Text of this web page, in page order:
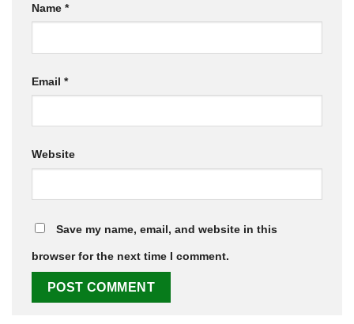
Name *
Email *
Website
Save my name, email, and website in this
browser for the next time I comment.